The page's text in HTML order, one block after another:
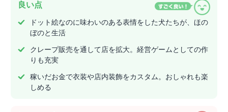
良い点
ドット絵なのに味わいのある表情をした犬たちが、ほの
ぼのと生活
クレープ販売を通して店を拡大。経営ゲームとしての作
りも充実
稼いだお金で衣装や店内装飾をカスタム。おしゃれも楽
しめる